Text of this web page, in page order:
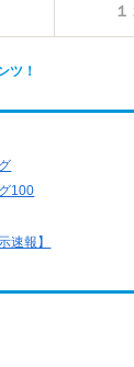
ツ！
100
速報】